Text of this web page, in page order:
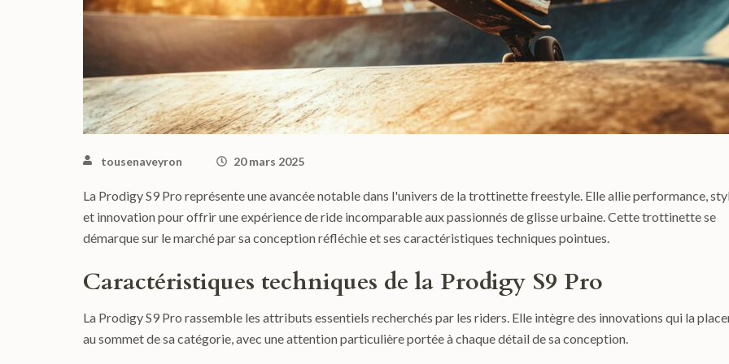
tousenaveyron 20 mars 2025
La Prodigy S9 Pro représente une avancée notable dans l'univers de la trottinette freestyle. Elle allie performance,
et innovation pour offrir une expérience de ride incomparable aux passionnés de glisse urbaine. Cette trottinette se
démarque sur le marché par sa conception réfléchie et ses caractéristiques techniques pointues.
Caractéristiques techniques de la Prodigy S9 Pro
La Prodigy S9 Pro rassemble les attributs essentiels recherchés par les riders. Elle intègre des innovations qui la
au sommet de sa catégorie, avec une attention particulière portée à chaque détail de sa conception.